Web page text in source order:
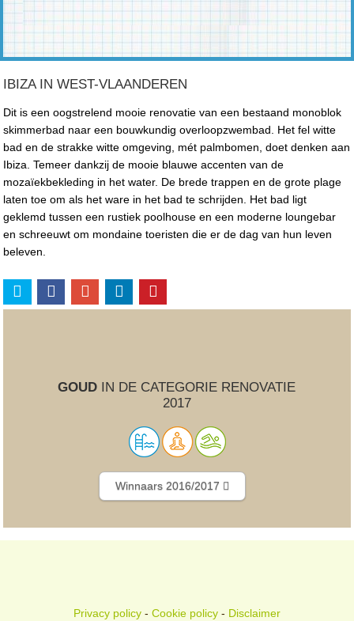
IBIZA IN WEST-VLAANDEREN
Dit is een oogstrelend mooie renovatie van een bestaand monoblok
skimmerbad naar een bouwkundig overloopzwembad. Het fel witte
bad en de strakke witte omgeving, mét palmbomen, doet denken aan
Ibiza. Temeer dankzij de mooie blauwe accenten van de
mozaïekbekleding in het water. De brede trappen en de grote plage
laten toe om als het ware in het bad te schrijden. Het bad ligt
geklemd tussen een rustiek poolhouse en een moderne loungebar
en schreeuwt om mondaine toeristen die er de dag van hun leven
beleven.
GOUD IN DE CATEGORIE RENOVATIE
2017
Winnaars 2016/2017
Privacy policy- Cookie policy- Disclaimer